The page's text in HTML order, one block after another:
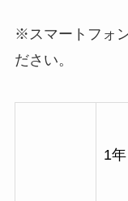
※スマートフォ
ださい。
1年